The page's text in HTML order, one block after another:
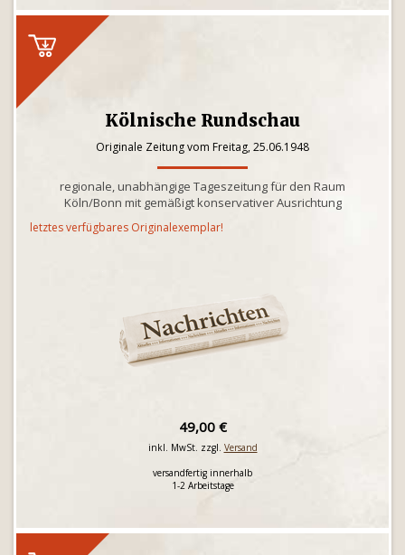
Kölnische Rundschau
Originale Zeitung vom Freitag, 25.06.1948
regionale, unabhängige Tageszeitung für den Raum
Köln/Bonn mit gemäßigt konservativer Ausrichtung
letztes verfügbares Originalexemplar!
49,00 €
inkl. MwSt. zzgl. Versand
versandfertig innerhalb
1-2 Arbeitstage